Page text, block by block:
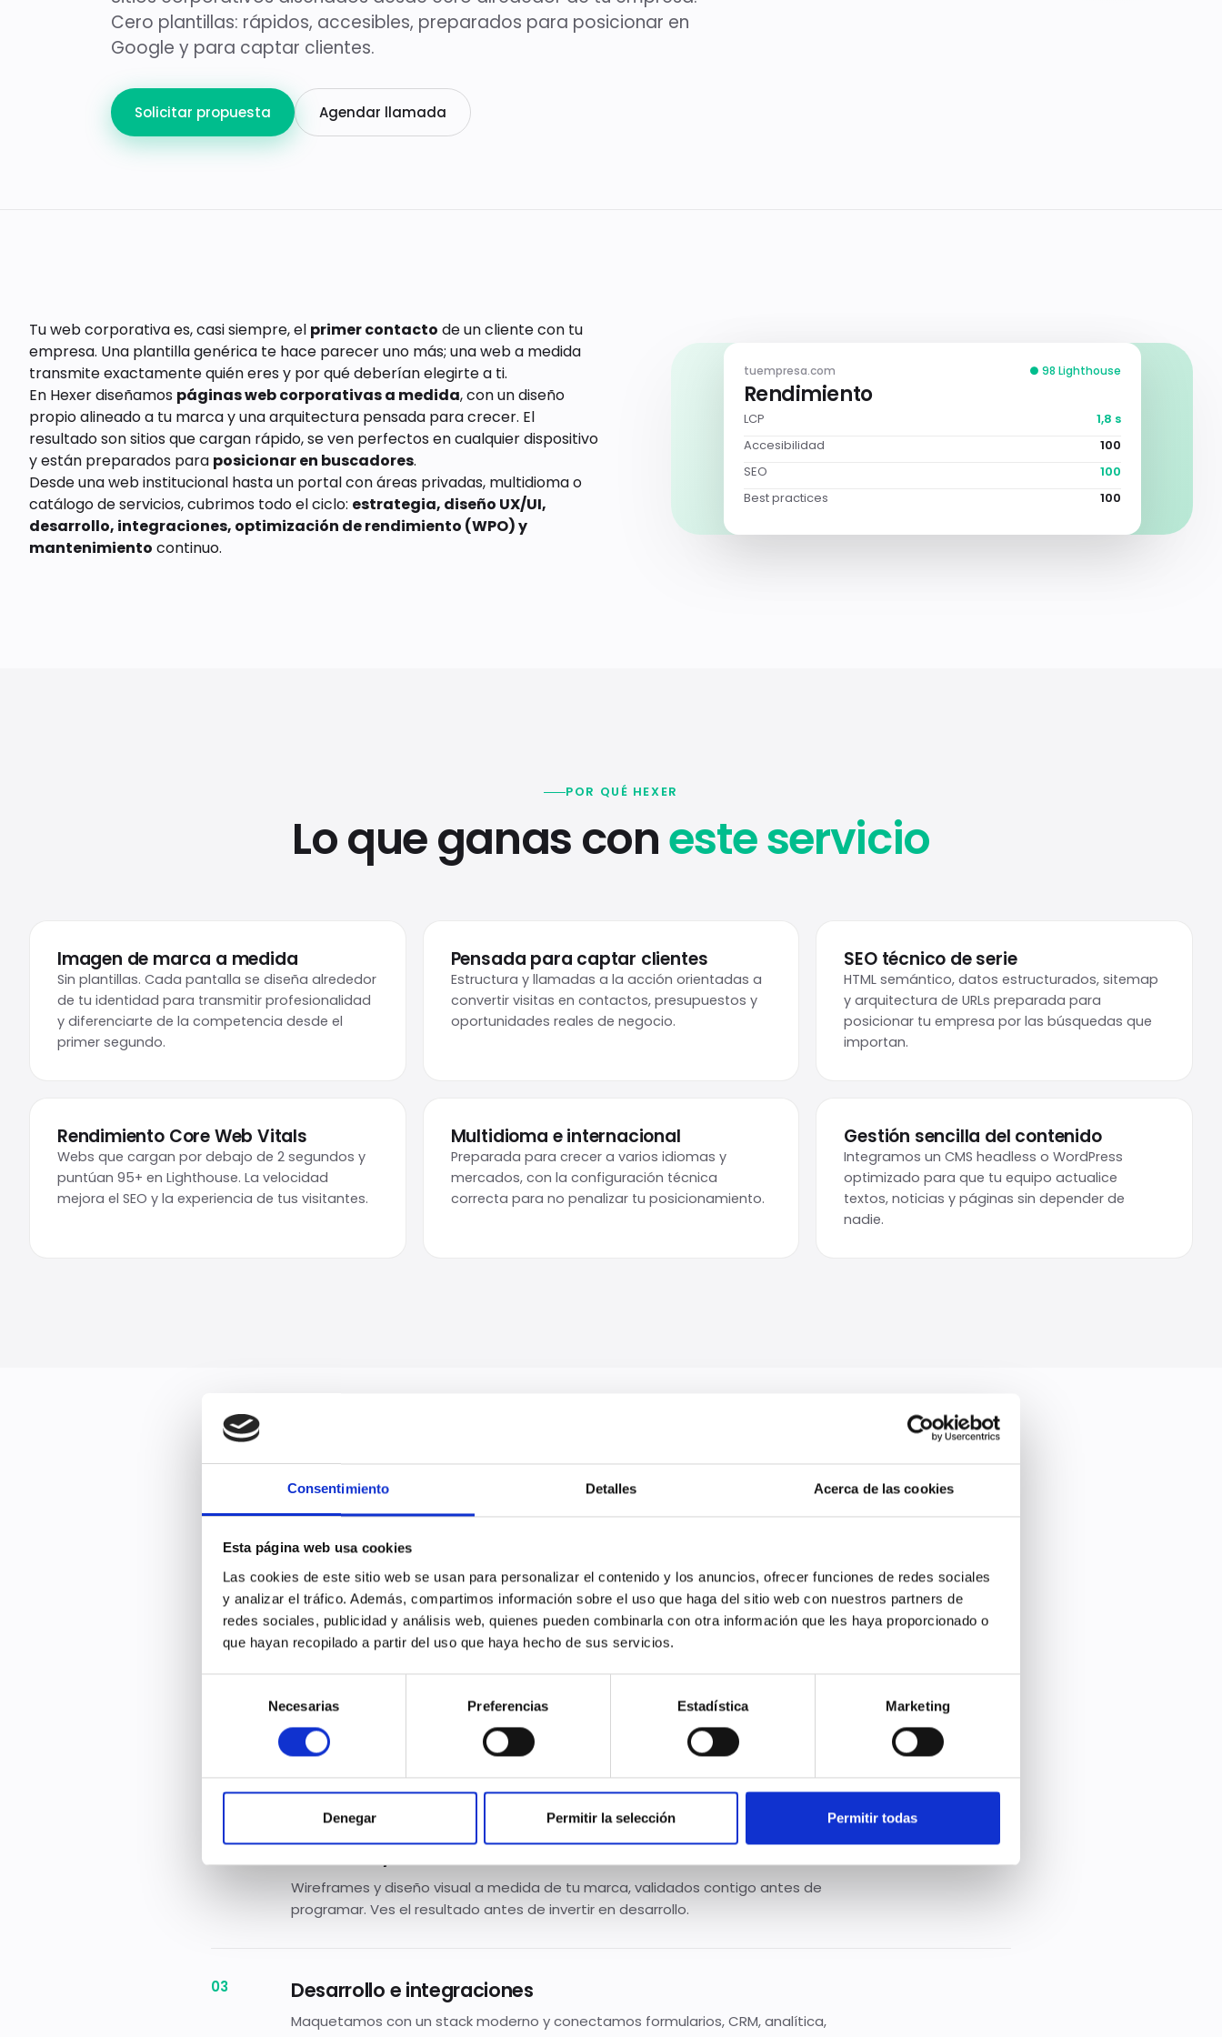
Consentimiento Detalles Acerca de las cookies
Esta página web usa cookies
Las cookies de este sitio web se usan para personalizar el contenido y los anuncios, ofrecer funciones de redes sociales
y analizar el tráfico. Además, compartimos información sobre el uso que haga del sitio web con nuestros partners de
redes sociales, publicidad y análisis web, quienes pueden combinarla con otra información que les haya proporcionado o
que hayan recopilado a partir del uso que haya hecho de sus servicios.
consentimiento
Necesarias Preferencias Estadística Marketing
Denegar Permitir la selección Permitir todas
Plataforma logística
Abogacía 360
Procesos de Negocio
Ciberseguridad (Básico)
→
Cero plantillas: rápidos, accesibles, preparados para posicionar en
Google y para captar clientes.
Solicitar propuesta Agendar llamada
Tu web corporativa es, casi siempre, el primer contacto de un cliente con tu
empresa. Una plantilla genérica te hace parecer uno más; una web a medida
transmite exactamente quién eres y por qué deberían elegirte a ti.
En Hexer diseñamos páginas web corporativas a medida, con un diseño
propio alineado a tu marca y una arquitectura pensada para crecer. El
resultado son sitios que cargan rápido, se ven perfectos en cualquier dispositivo
y están preparados para posicionar en buscadores.
Desde una web institucional hasta un portal con áreas privadas, multidioma o
catálogo de servicios, cubrimos todo el ciclo: estrategia, diseño UX/UI,
desarrollo, integraciones, optimización de rendimiento (WPO) y
mantenimiento continuo.
tuempresa.com ● 98 Lighthouse
Rendimiento
LCP
1,8 s
Accesibilidad
100
SEO
100
Best practices
100
POR QUÉ HEXER
Lo que ganas coneste servicio
Imagen de marca a medida
Sin plantillas. Cada pantalla se diseña alrededor
de tu identidad para transmitir profesionalidad
y diferenciarte de la competencia desde el
primer segundo.
Pensada para captar clientes
Estructura y llamadas a la acción orientadas a
convertir visitas en contactos, presupuestos y
oportunidades reales de negocio.
SEO técnico de serie
HTML semántico, datos estructurados, sitemap
y arquitectura de URLs preparada para
posicionar tu empresa por las búsquedas que
importan.
Rendimiento Core Web Vitals
Webs que cargan por debajo de 2 segundos y
puntúan 95+ en Lighthouse. La velocidad
mejora el SEO y la experiencia de tus visitantes.
Multidioma e internacional
Preparada para crecer a varios idiomas y
mercados, con la configuración técnica
correcta para no penalizar tu posicionamiento.
Gestión sencilla del contenido
Integramos un CMS headless o WordPress
optimizado para que tu equipo actualice
textos, noticias y páginas sin depender de
nadie.
CÓMO TRABAJAMOS
Un método probado, sin sorpresas: sabes qué pasa en cada fase y qué recibes al
final de cada una.
Descubrimiento y estrategia
Analizamos tu empresa, tu sector y tu competencia. Definimos objetivos,
arquitectura de información y palabras clave a posicionar.
Wireframes y diseño visual a medida de tu marca, validados contigo antes de
programar. Ves el resultado antes de invertir en desarrollo.
Desarrollo e integraciones
Maquetamos con un stack moderno y conectamos formularios, CRM, analítica,